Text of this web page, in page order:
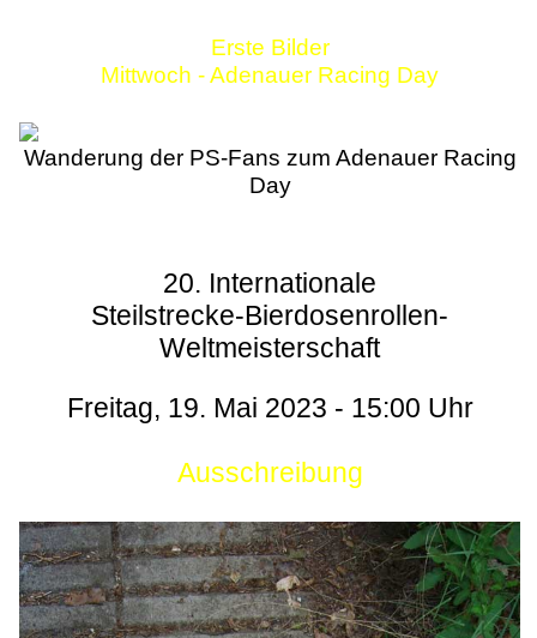
Erste Bilder
Mittwoch - Adenauer Racing Day
Wanderung der PS-Fans zum Adenauer Racing
Day
20. Internationale
Steilstrecke-Bierdosenrollen-
Weltmeisterschaft
Freitag, 19. Mai 2023 - 15:00 Uhr
Ausschreibung